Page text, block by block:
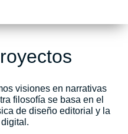
visiones en narrativas
filosofía se basa en el
de diseño editorial y la